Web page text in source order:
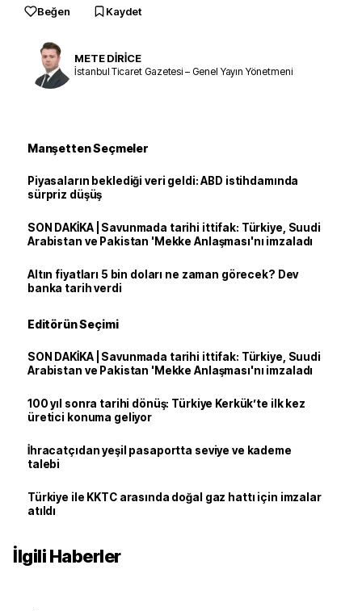
Beğen Kaydet
METE DİRİCE
İstanbul Ticaret Gazetesi – Genel Yayın Yönetmeni
Manşetten Seçmeler
Piyasaların beklediği veri geldi: ABD istihdamında
sürpriz düşüş
SON DAKİKA | Savunmada tarihi ittifak: Türkiye, Suudi
Arabistan ve Pakistan 'Mekke Anlaşması'nı imzaladı
Altın fiyatları 5 bin doları ne zaman görecek? Dev
banka tarih verdi
Editörün Seçimi
SON DAKİKA | Savunmada tarihi ittifak: Türkiye, Suudi
Arabistan ve Pakistan 'Mekke Anlaşması'nı imzaladı
100 yıl sonra tarihi dönüş: Türkiye Kerkük’te ilk kez
üretici konuma geliyor
İhracatçıdan yeşil pasaportta seviye ve kademe
talebi
Türkiye ile KKTC arasında doğal gaz hattı için imzalar
atıldı
İlgili Haberler